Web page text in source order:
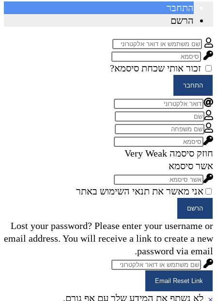
התחבר
הרשם
זכור אותי שכחת סיסמא?
התחבר
חוזק סיסמה Very Weak
אשר סיסמא
אני מאשר את תנאי השימוש באתר
הרשם
Lost your password? Please enter your username or
email address. You will receive a link to create a new
password via email.
Email Reset Link
לא נשתף את המידע שלך עם אף גורם.